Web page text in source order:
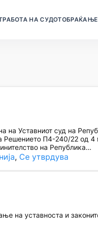
РАБОТА НА СУДОТ
Уставниот суд на
П4-240/22 од 4
на Република…
, Се утврдува
на уставноста и